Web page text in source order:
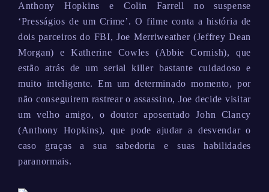
Anthony Hopkins e Colin Farrell no suspense
‘Presságios de um Crime’. O filme conta a história de
dois parceiros do FBI, Joe Merriweather (Jeffrey Dean
Morgan) e Katherine Cowles (Abbie Cornish), que
estão atrás de um serial killer bastante cuidadoso e
muito inteligente. Em um determinado momento, por
não conseguirem rastrear o assassino, Joe decide visitar
um velho amigo, o doutor aposentado John Clancy
(Anthony Hopkins), que pode ajudar a desvendar o
caso graças a sua sabedoria e suas habilidades
paranormais.